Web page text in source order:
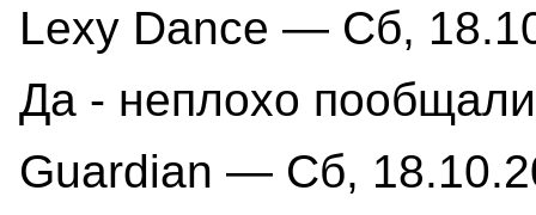
Lexy Dance — Сб,
Да - неплохо
Guardian — Сб,